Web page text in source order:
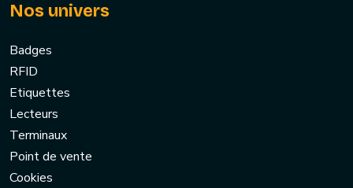
Nos univers
Badges
RFID
Etiquettes
Lecteurs
Terminaux
Point de vente
Cookies